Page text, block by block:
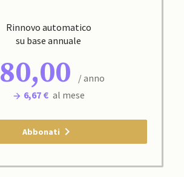
Rinnovo automatico
su base annuale
80,00
/ anno
6,67 € al mese
Abbonati